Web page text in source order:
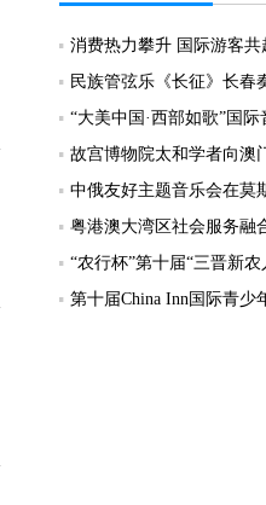
消费热力攀升 国际游客共
民族管弦乐《长征》长春
“大美中国·西部如歌”国
故宫博物院太和学者向澳
中俄友好主题音乐会在莫
粤港澳大湾区社会服务融
“农行杯”第十届“三晋新
第十届China Inn国际青少